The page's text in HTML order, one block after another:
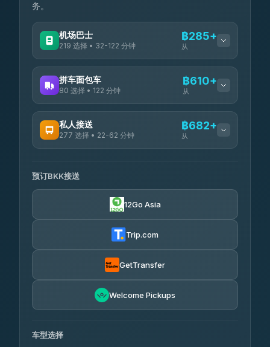
务。
机场巴士
219 选择 • 32-122 分钟
฿285+
从
Limo Bus Airport Express
4.40
Limobus
3.88(8) ฿292
拼车面包车
80 选择 • 122 分钟
฿610+
从
Andaman Shuttle
4.67
私人接送
277 选择 • 22-62 分钟
฿682+
从
Torch
4.71(1,244)
฿695-฿1,265
Khamkhun Tour And Travel
4.76
预订BKK接送
12Go Asia
Trip.com
GetTransfer
Welcome Pickups
车型选择